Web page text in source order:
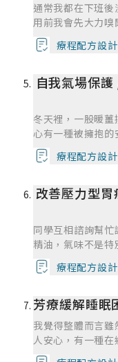
通常我都在下班
用前我會先大力
裡，打開我的感
進到身體裡面，
會慢慢散發出來
暴躁，然後會轉
療程配方設計
自我氣場保
冬天裡，一股暖
心有一種被擁抱
竺葵淡淡花香，
靈更穩定及安定
道才較協調，但
點的味道了，因
療程配方設計
改善壓力型
同學互相諮詢幫
精油，氣味不是
的氣味。滴了幾
感覺整個人比較放
躁。也許以後焦慮
療程配方設計
芳療緩解睡眠
我覺得整體而言
人安心，有一種
皮膚上覺得薑精油